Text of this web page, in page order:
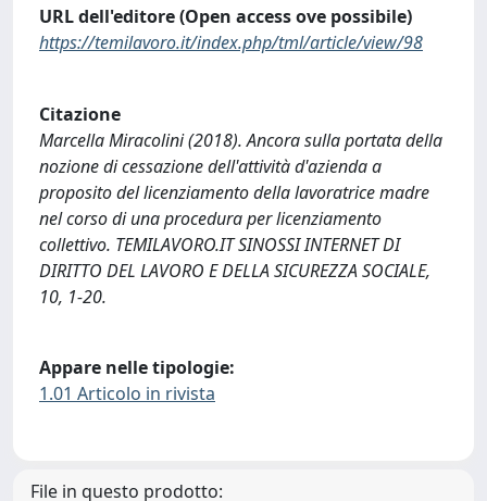
URL dell'editore (Open access ove possibile)
https://temilavoro.it/index.php/tml/article/view/98
Citazione
Marcella Miracolini (2018). Ancora sulla portata della
nozione di cessazione dell'attività d'azienda a
proposito del licenziamento della lavoratrice madre
nel corso di una procedura per licenziamento
collettivo. TEMILAVORO.IT SINOSSI INTERNET DI
DIRITTO DEL LAVORO E DELLA SICUREZZA SOCIALE,
10, 1-20.
Appare nelle tipologie:
1.01 Articolo in rivista
File in questo prodotto: